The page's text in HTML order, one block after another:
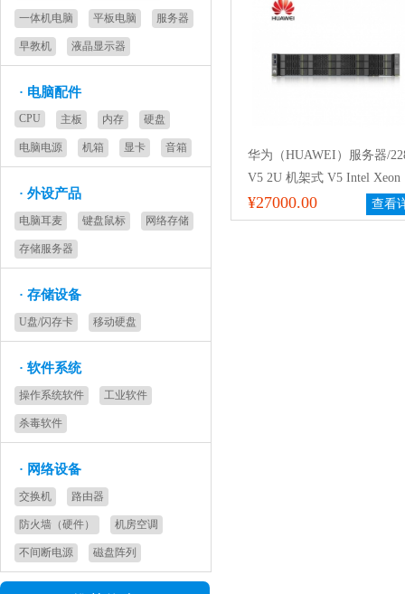
一体机电脑 平板电脑 服务器
早教机 液晶显示器
· 电脑配件
CPU 主板 内存 硬盘
电脑电源 机箱 显卡 音箱
· 外设产品
电脑耳麦 键盘鼠标 网络存储
存储服务器
· 存储设备
U盘/闪存卡 移动硬盘
· 软件系统
操作系统软件 工业软件
杀毒软件
· 网络设备
交换机 路由器
防火墙（硬件） 机房空调
不间断电源 磁盘阵列
华为（HUAWEI）服务器/
V5 2U 机架式 V5 Intel Xeon
Bronze 3106（1.7GHz/八核
16G DDR4 RDIMM内存*2
¥27000.00 查看